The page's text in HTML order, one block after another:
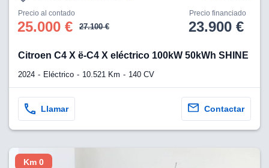
Precio al contado
25.000 € 27.100 €
Precio financiado
23.900 €
Citroen C4 X ë-C4 X eléctrico 100kW 50kWh SHINE
2024 Eléctrico 10.521 Km 140 CV
Llamar Contactar
Km 0